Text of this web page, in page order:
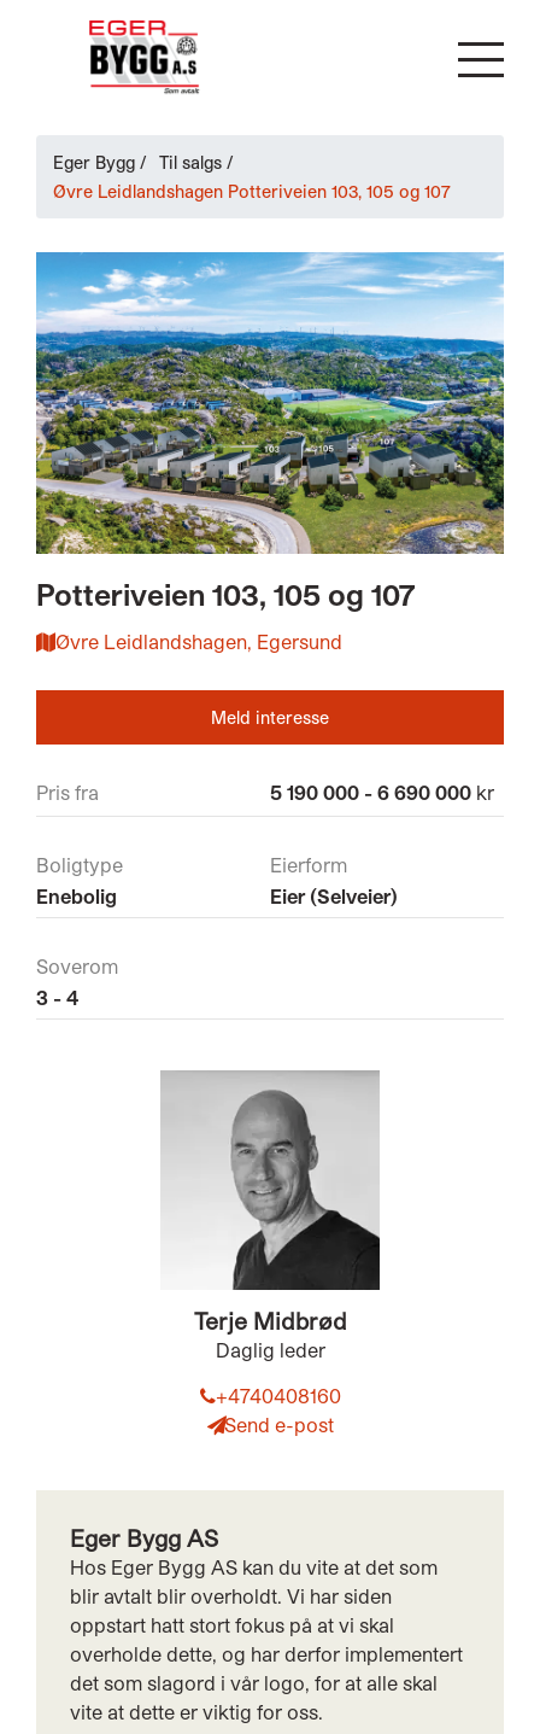
Eger Bygg / Til salgs /
Øvre Leidlandshagen Potteriveien 103, 105 og 107
Potteriveien 103, 105 og 107
Øvre Leidlandshagen, Egersund
Meld interesse
Pris fra 5 190 000 - 6 690 000 kr
Boligtype
Enebolig
Eierform
Eier (Selveier)
Soverom
3 - 4
Terje Midbrød
Daglig leder
+4740408160
Send e-post
Eger Bygg AS
Hos Eger Bygg AS kan du vite at det som
blir avtalt blir overholdt. Vi har siden
oppstart hatt stort fokus på at vi skal
overholde dette, og har derfor implementert
det som slagord i vår logo, for at alle skal
vite at dette er viktig for oss.